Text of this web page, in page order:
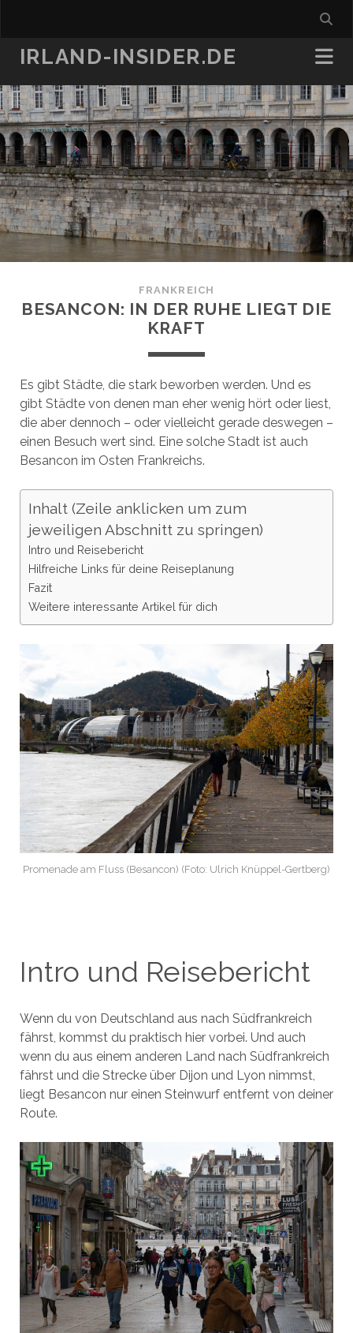
IRLAND-INSIDER.DE
FRANKREICH
BESANCON: IN DER RUHE LIEGT DIE
KRAFT
Es gibt Städte, die stark beworben werden. Und es
gibt Städte von denen man eher wenig hört oder liest,
die aber dennoch – oder vielleicht gerade deswegen –
einen Besuch wert sind. Eine solche Stadt ist auch
Besancon im Osten Frankreichs.
Inhalt (Zeile anklicken um zum
jeweiligen Abschnitt zu springen)
Intro und Reisebericht
Hilfreiche Links für deine Reiseplanung
Fazit
Weitere interessante Artikel für dich
Promenade am Fluss (Besancon) (Foto: Ulrich Knüppel-Gertberg)
Intro und Reisebericht
Wenn du von Deutschland aus nach Südfrankreich
fährst, kommst du praktisch hier vorbei. Und auch
wenn du aus einem anderen Land nach Südfrankreich
fährst und die Strecke über Dijon und Lyon nimmst,
liegt Besancon nur einen Steinwurf entfernt von deiner
Route.